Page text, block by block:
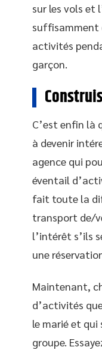
sur les vols et
suffisamment
activités
garçon.
C’est enfin là
à devenir
agence qui
éventail
fait toute la
transport de/
l’intérêt s’ils
une
Maintenant,
d’activités
le marié et
groupe.